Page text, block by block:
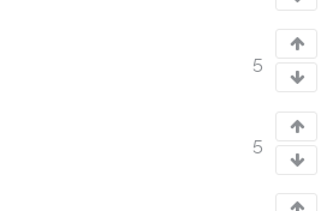
5
5